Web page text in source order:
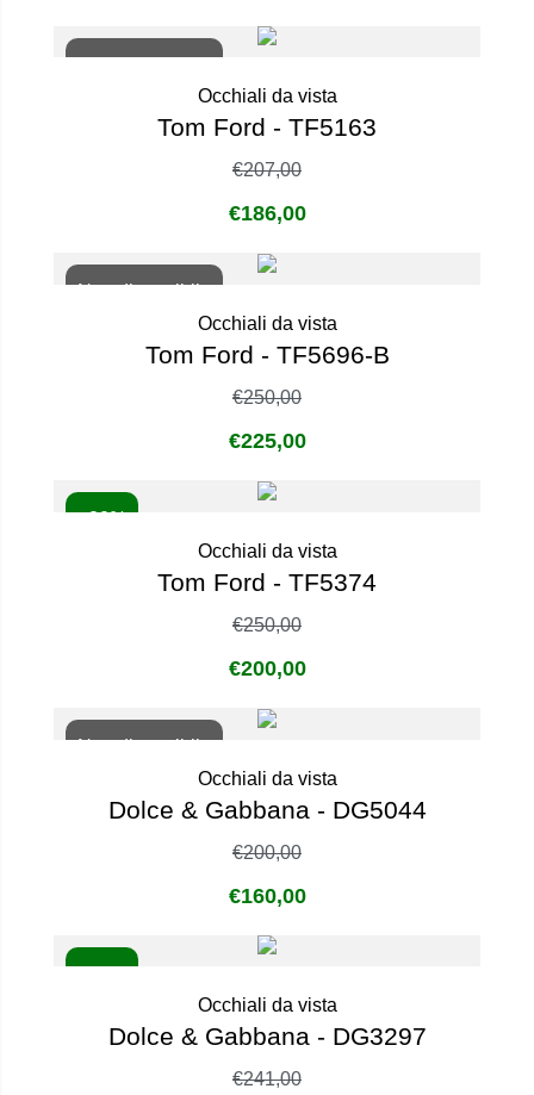
Occhiali da vista
Tom Ford - TF5163
€207,00
€186,00
Non disponibile
Occhiali da vista
Tom Ford - TF5696-B
€250,00
€225,00
- 20%
Occhiali da vista
Tom Ford - TF5374
€250,00
€200,00
Non disponibile
Occhiali da vista
Dolce & Gabbana - DG5044
€200,00
€160,00
Occhiali da vista
Dolce & Gabbana - DG3297
€241,00